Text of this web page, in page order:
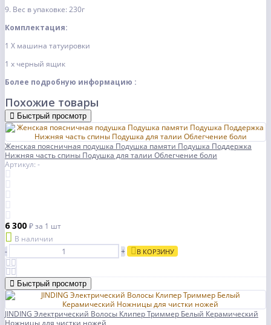
9. Вес в упаковке: 230г
Комплектация:
1 X машина татуировки
1 x черный ящик
Более подробную информацию :
Похожие товары
Быстрый просмотр
Женская поясничная подушка Подушка памяти Подушка Поддержка
Нижняя часть спины Подушка для талии Облегчение боли
Артикул: -
6 300 ₽за 1 шт
В наличии
-
+ В КОРЗИНУ
Быстрый просмотр
JINDING Электрический Волосы Клипер Триммер Белый Керамический